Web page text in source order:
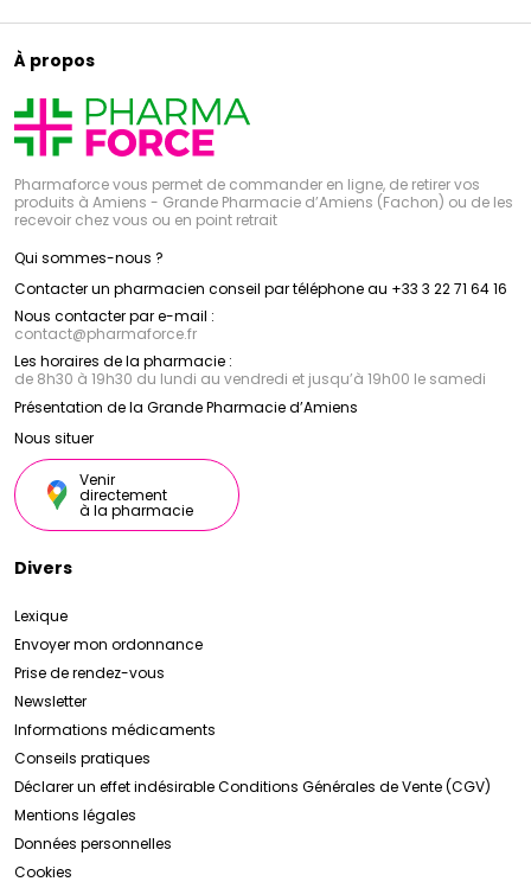
À propos
Pharmaforce vous permet de commander en ligne, de retirer vos
produits à Amiens - Grande Pharmacie d’Amiens (Fachon) ou de les
recevoir chez vous ou en point retrait
Qui sommes-nous ?
Contacter un pharmacien conseil par téléphone au +33 3 22 71 64 16
Nous contacter par e-mail :
contact@pharmaforce.fr
Les horaires de la pharmacie :
de 8h30 à 19h30 du lundi au vendredi et jusqu’à 19h00 le samedi
Présentation de la Grande Pharmacie d’Amiens
Nous situer
Venir
directement
à la pharmacie
Divers
Lexique
Envoyer mon ordonnance
Prise de rendez-vous
Newsletter
Informations médicaments
Conseils pratiques
Déclarer un effet indésirableConditions Générales de Vente (CGV)
Mentions légales
Données personnelles
Cookies